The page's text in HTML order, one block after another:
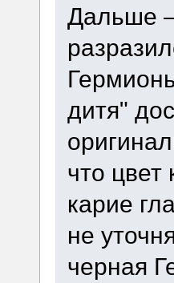
Дальше
дитя"
что цвет
карие
не
черная